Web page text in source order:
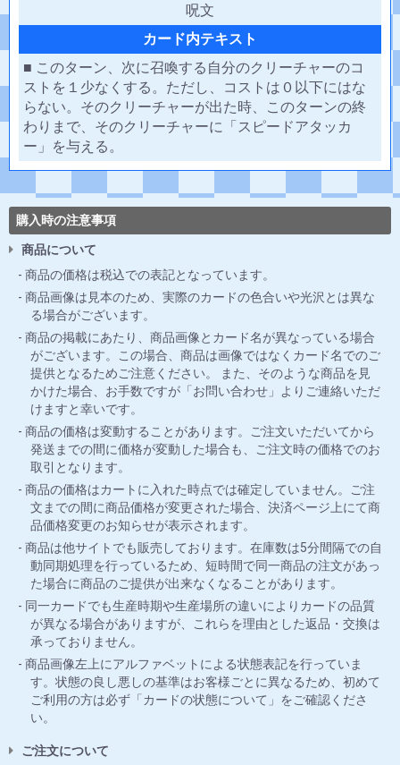
呪文
カード内テキスト
■ このターン、次に召喚する自分のクリーチャーのコ
ストを１少なくする。ただし、コストは０以下にはな
らない。そのクリーチャーが出た時、このターンの終
わりまで、そのクリーチャーに「スピードアタッカ
ー」を与える。
購入時の注意事項
商品について
商品の価格は税込での表記となっています。
商品画像は見本のため、実際のカードの色合いや光沢とは異な
る場合がございます。
商品の掲載にあたり、商品画像とカード名が異なっている場合
がございます。この場合、商品は画像ではなくカード名でのご
提供となるためご注意ください。 また、そのような商品を見
かけた場合、お手数ですが「お問い合わせ」よりご連絡いただ
けますと幸いです。
商品の価格は変動することがあります。ご注文いただいてから
発送までの間に価格が変動した場合も、ご注文時の価格でのお
取引となります。
商品の価格はカートに入れた時点では確定していません。ご注
文までの間に商品価格が変更された場合、決済ページ上にて商
品価格変更のお知らせが表示されます。
商品は他サイトでも販売しております。在庫数は5分間隔での自
動同期処理を行っているため、短時間で同一商品の注文があっ
た場合に商品のご提供が出来なくなることがあります。
同一カードでも生産時期や生産場所の違いによりカードの品質
が異なる場合がありますが、これらを理由とした返品・交換は
承っておりません。
商品画像左上にアルファベットによる状態表記を行っていま
す。状態の良し悪しの基準はお客様ごとに異なるため、初めて
ご利用の方は必ず「カードの状態について」をご確認くださ
い。
ご注文について